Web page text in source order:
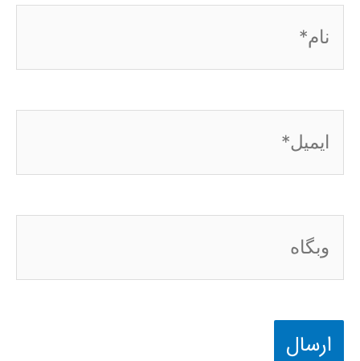
ایمیل*
وبگاه